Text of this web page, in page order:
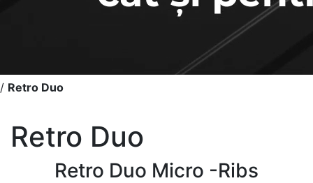
/ Retro Duo
Retro Duo
Retro Duo Micro -Ribs